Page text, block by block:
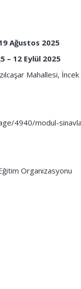
Ağustos 2025
– 12 Eylül 2025
Mahallesi,
4940/modul-
Organizasyonu